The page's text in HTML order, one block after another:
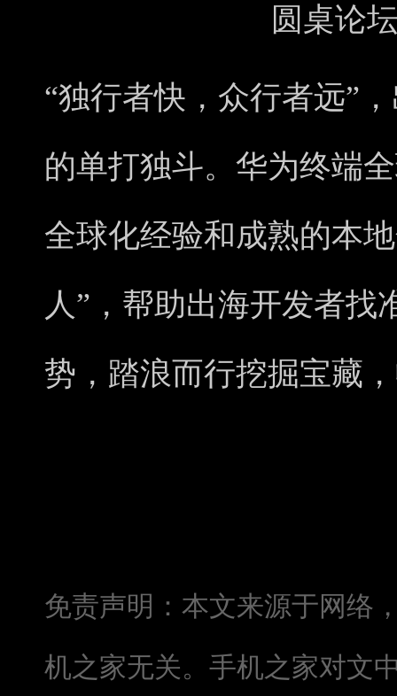
圆桌论
“独行者快，众行者远”
的单打独斗。华为终端
全球化经验和成熟的本
人”，帮助出海开发者找
势，踏浪而行挖掘宝藏
免责声明：本文来源于网络
机之家无关。手机之家对文